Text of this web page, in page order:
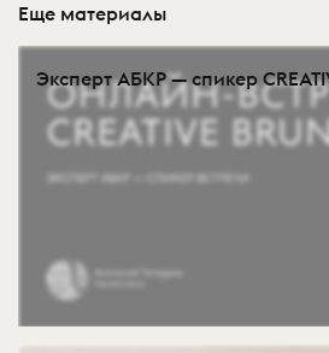
Еще материалы
Эксперт АБКР — спикер